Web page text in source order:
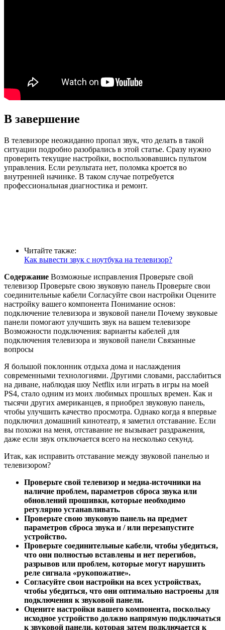
В завершение
В телевизоре неожиданно пропал звук, что делать в такой
ситуации подробно разобрались в этой статье. Сразу нужно
проверить текущие настройки, воспользовавшись пультом
управления. Если результата нет, поломка кроется во
внутренней начинке. В таком случае потребуется
профессиональная диагностика и ремонт.
Читайте также:
Как вывести звук с ноутбука на телевизор?
Содержание Возможные исправления Проверьте свой
телевизор Проверьте свою звуковую панель Проверьте свои
соединительные кабели Согласуйте свои настройки Оцените
настройку вашего компонента Понимание основ:
подключение телевизора и звуковой панели Почему звуковые
панели помогают улучшить звук на вашем телевизоре
Возможности подключения: варианты кабелей для
подключения телевизора и звуковой панели Связанные
вопросы
Я большой поклонник отдыха дома и наслаждения
современными технологиями. Другими словами, расслабиться
на диване, наблюдая шоу Netflix или играть в игры на моей
PS4, стало одним из моих любимых прошлых времен. Как и
тысячи других американцев, я приобрел звуковую панель,
чтобы улучшить качество просмотра. Однако когда я впервые
подключил домашний кинотеатр, я заметил отставание. Если
вы похожи на меня, отставание не вызывает раздражения,
даже если звук отключается всего на несколько секунд.
Итак, как исправить отставание между звуковой панелью и
телевизором?
Проверьте свой телевизор и медиа-источники на
наличие проблем, параметров сброса звука или
обновлений прошивки, которые необходимо
регулярно устанавливать.
Проверьте свою звуковую панель на предмет
параметров сброса звука и / или перезапустите
устройство.
Проверьте соединительные кабели, чтобы убедиться,
что они полностью вставлены и нет перегибов,
разрывов или проблем, которые могут нарушить
реле сигнала «рукопожатие».
Согласуйте свои настройки на всех устройствах,
чтобы убедиться, что они оптимально настроены для
подключения к звуковой панели.
Оцените настройки вашего компонента, поскольку
исходное устройство должно напрямую подключаться
к звуковой панели, которая затем подключается к